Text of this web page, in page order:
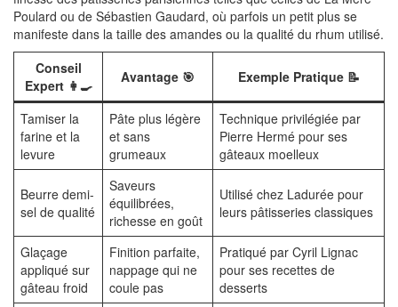
Poulard ou de Sébastien Gaudard, où parfois un petit plus se
manifeste dans la taille des amandes ou la qualité du rhum utilisé.
Conseil
Expert 👩‍🍳
Avantage 🎯 Exemple Pratique 📝
Tamiser la
farine et la
levure
Pâte plus légère
et sans
grumeaux
Technique privilégiée par
Pierre Hermé pour ses
gâteaux moelleux
Beurre demi-
sel de qualité
Saveurs
équilibrées,
richesse en goût
Utilisé chez Ladurée pour
leurs pâtisseries classiques
Glaçage
appliqué sur
gâteau froid
Finition parfaite,
nappage qui ne
coule pas
Pratiqué par Cyril Lignac
pour ses recettes de
desserts